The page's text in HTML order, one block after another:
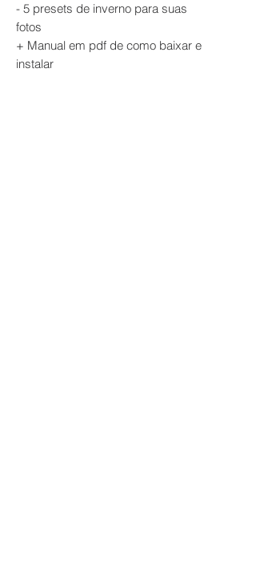
- 5 presets de inverno para suas
fotos
+ Manual em pdf de como baixar e
instalar